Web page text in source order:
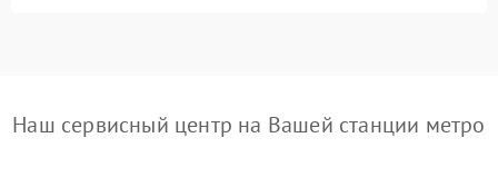
Наш сервисный центр на Вашей станции метро